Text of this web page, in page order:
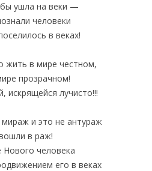
ушла на веки —
человеки
в веках!
жить в мире честном,
прозрачном!
искрящейся лучисто!!!
и это не антураж
в раж!
человека
его в веках